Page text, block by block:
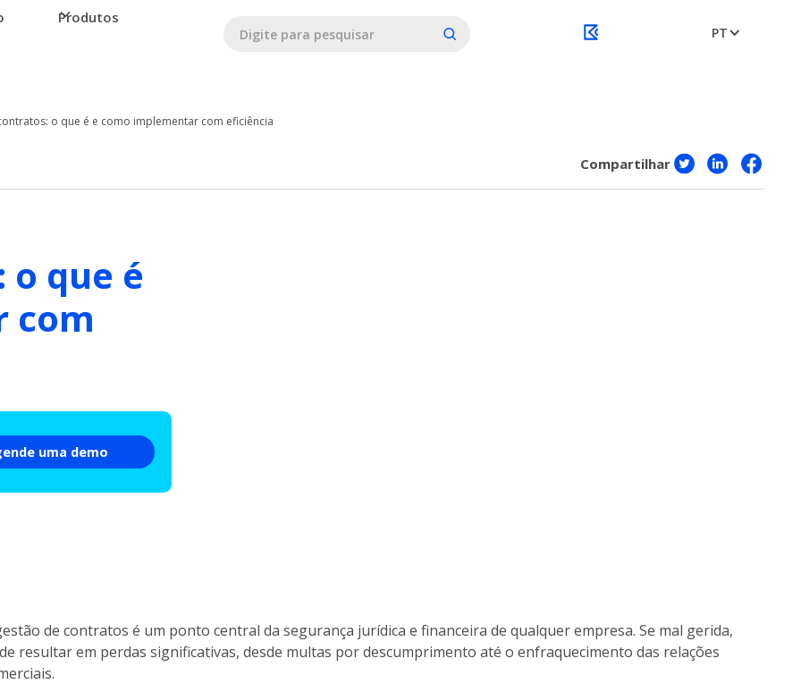
Produtos
PT
o que é e como implementar com eficiência
Compartilhar
que é
com
uma demo
de contratos é um ponto central da segurança jurídica e financeira de qualquer empresa. Se mal gerida,
resultar em perdas significativas, desde multas por descumprimento até o enfraquecimento das relações